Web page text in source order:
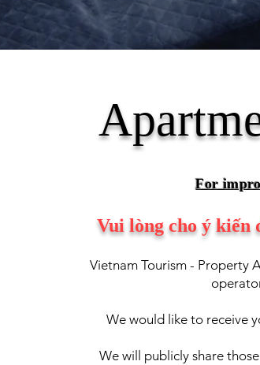
For
Vui lòng cho ý kiến
Vietnam Tourism - Property
We would like to receive
We will publicly share